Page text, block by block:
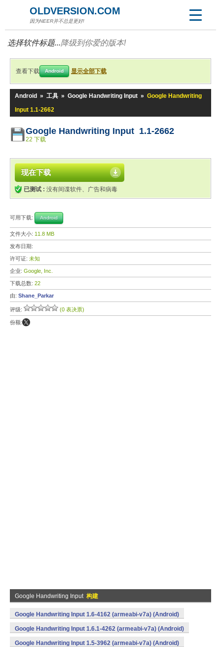
OLDVERSION.COM
因为NEER并不总是更好!
选择软件标题...降级到你爱的版本!
查看下载 Android 显示全部下载
Android » 工具 » Google Handwriting Input » Google Handwriting
Input 1.1-2662
Google Handwriting Input 1.1-2662
22 下载
现在下载
已测试 : 没有间谍软件、广告和病毒
可用下载: Android
文件大小: 11.8 MB
发布日期:
许可证: 未知
企业: Google, Inc.
下载总数: 22
由: Shane_Parkar
评级: (0 表决票)
份额:
Google Handwriting Input 构建
Google Handwriting Input 1.6-4162 (armeabi-v7a) (Android)
Google Handwriting Input 1.6.1-4262 (armeabi-v7a) (Android)
Google Handwriting Input 1.5-3962 (armeabi-v7a) (Android)